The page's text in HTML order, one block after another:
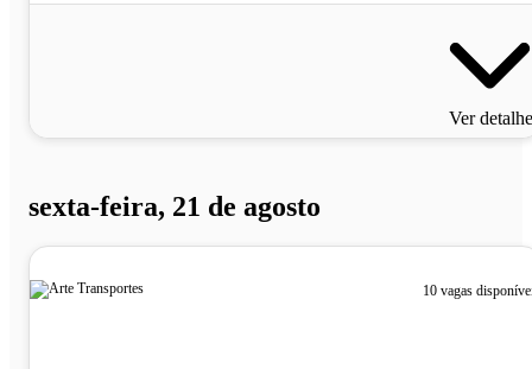
Ver
sexta-feira, 21 de agosto
10 vagas